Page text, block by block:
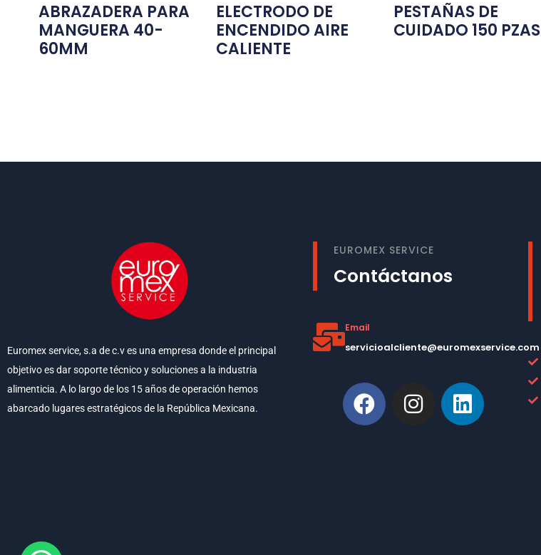
ABRAZADERA PARA
MANGUERA 40-
60MM
ELECTRODO DE
ENCENDIDO AIRE
CALIENTE
PESTAÑAS DE
CUIDADO 150 PZAS
Euromex service, s.a de c.v es una empresa donde el principal
objetivo es dar soporte técnico y soluciones a la industria
alimenticia. A lo largo de los 15 años de operación hemos
abarcado lugares estratégicos de la República Mexicana.
EUROMEX SERVICE
Contáctanos
Email
servicioalcliente@euromexservice.com